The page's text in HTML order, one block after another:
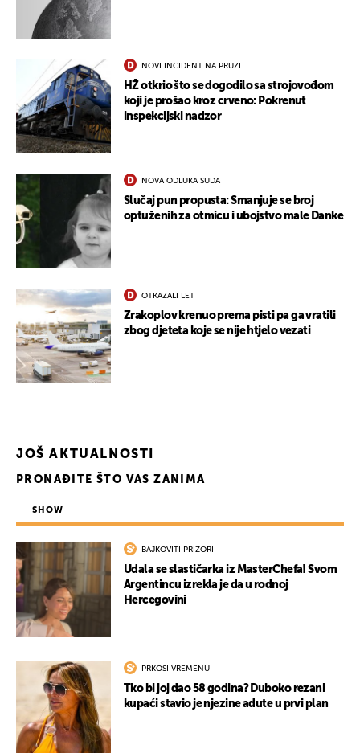
NOVI INCIDENT NA PRUZI
HŽ otkrio što se dogodilo sa strojovođom
koji je prošao kroz crveno: Pokrenut
inspekcijski nadzor
NOVA ODLUKA SUDA
Slučaj pun propusta: Smanjuje se broj
optuženih za otmicu i ubojstvo male Danke
OTKAZALI LET
Zrakoplov krenuo prema pisti pa ga vratili
zbog djeteta koje se nije htjelo vezati
JOŠ AKTUALNOSTI
PRONAĐITE ŠTO VAS ZANIMA
SHOW
BAJKOVITI PRIZORI
Udala se slastičarka iz MasterChefa! Svom
Argentincu izrekla je da u rodnoj
Hercegovini
PRKOSI VREMENU
Tko bi joj dao 58 godina? Duboko rezani
kupaći stavio je njezine adute u prvi plan
UKLJUČITE NOTIFIKACIJE